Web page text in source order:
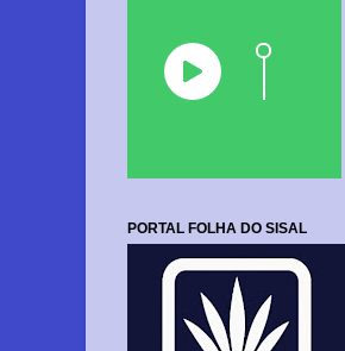
PORTAL FOLHA DO SISAL